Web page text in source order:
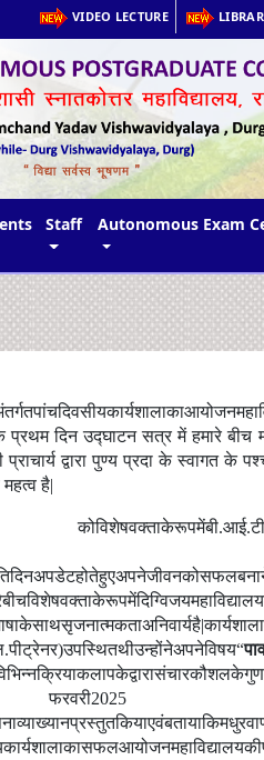
VIDEO LECTURE
Staff Autonomous Exam
पांचदिवसीयकार्यशालाकाआयोजन
प्रथम दिन उद्घाटन सत्र में हमारे बीच
प्राचार्य द्वारा पुण्य प्रदा के स्वागत के
महत्व है|
कोविशेषवक्ताकेरूपमेंबी.आई.टी
अपडेटहोतेहुएअपनेजीवनकोसफल
बीचविशेषवक्ताकेरूपमेंदिग्विजयमहाविद्यालय
केसाथसृजनात्मकताअनिवार्यहै|कार्यशाला
.पीट्रेनर)उपस्थितथीउन्होंनेअपनेविषय“
क्रियाकलापकेद्वारासंचारकौशलकेगुण
फरवरी
व्याख्यानप्रस्तुतकियाएवंबतायाकिमधुर
कार्यशालाकासफलआयोजनमहाविद्यालयकी